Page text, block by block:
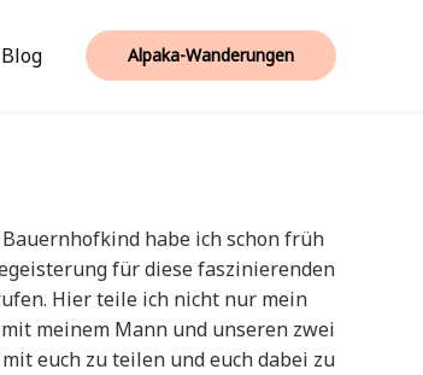
Blog Alpaka-Wanderungen
habe ich schon früh
für diese faszinierenden
Hier teile ich nicht nur mein
meinem Mann und unseren zwei
euch zu teilen und euch dabei zu